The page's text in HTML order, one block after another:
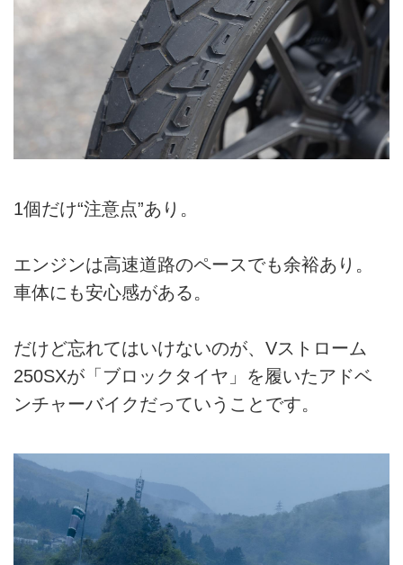
1個だけ“注意点”あり。
エンジンは高速道路のペースでも余裕あり。
車体にも安心感がある。
だけど忘れてはいけないのが、Vストローム
250SXが「ブロックタイヤ」を履いたアドベ
ンチャーバイクだっていうことです。